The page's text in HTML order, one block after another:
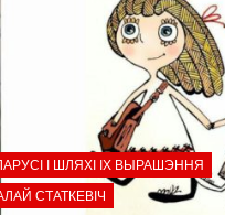
І ШЛЯХІ ІХ ВЫРАШЭННЯ
СТАТКЕВІЧ